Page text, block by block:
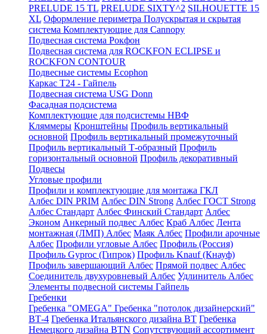
PRELUDE 15 TL PRELUDE SIXTY^2 SILHOUETTE 15
XL Оформление периметра Полускрытая и скрытая
система Комплектующие для Cannopy
Подвесная система Рокфон
Подвесная система для ROCKFON ECLIPSE и
ROCKFON CONTOUR
Подвесные системы Ecophon
Каркас Т24 - Гайпель
Подвесная система USG Donn
Фасадная подсистема
Комплектующие для подсистемы НВФ
Кляммеры Кронштейны Профиль вертикальный
основной Профиль вертикальный промежуточный
Профиль вертикальный Т-образный Профиль
горизонтальный основной Профиль декоративный
Подвесы
Угловые профили
Профили и комплектующие для монтажа ГКЛ
Албес DIN PRIM Албес DIN Strong Албес ГОСТ Strong
Албес Стандарт Албес Финский Стандарт Албес
Эконом Анкерный подвес Албес Краб Албес Лента
монтажная (ЛМП) Албес Маяк Албес Профили арочные
Албес Профили угловые Албес Профиль (Россия)
Профиль Gyproc (Гипрок) Профиль Knauf (Кнауф)
Профиль завершающий Албес Прямой подвес Албес
Соединитель двухуровневый Албес Удлинитель Албес
Элементы подвесной системы Гайпель
Гребенки
Гребенка "OMEGA" Гребенка "потолок дизайнерский"
ВТ-4 Гребенка Итальянского дизайна BT Гребенка
Немецкого дизайна ВТN Сопутствующий ассортимент